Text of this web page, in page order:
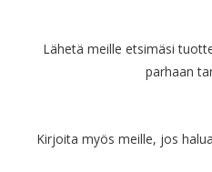
Lähetä meille etsimäsi
parhaan
Kirjoita myös meille, jos